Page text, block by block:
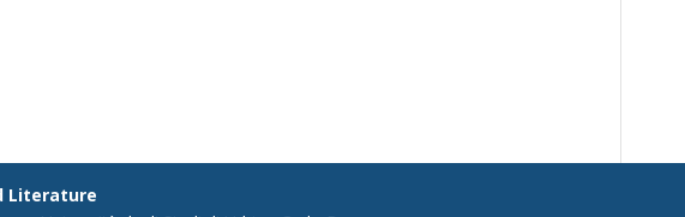
Literature